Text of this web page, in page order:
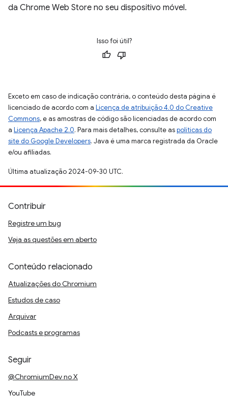
da Chrome Web Store no seu dispositivo móvel.
Isso foi útil?
Exceto em caso de indicação contrária, o conteúdo desta página é
licenciado de acordo com a Licença de atribuição 4.0 do Creative
Commons, e as amostras de código são licenciadas de acordo com
a Licença Apache 2.0. Para mais detalhes, consulte aspolíticas do
site do Google Developers. Java é uma marca registrada da Oracle
e/ou afiliadas.
Última atualização 2024-09-30 UTC.
Contribuir
Registre um bug
Veja as questões em aberto
Conteúdo relacionado
Atualizações do Chromium
Estudos de caso
Arquivar
Podcasts e programas
Seguir
@ChromiumDev no X
YouTube